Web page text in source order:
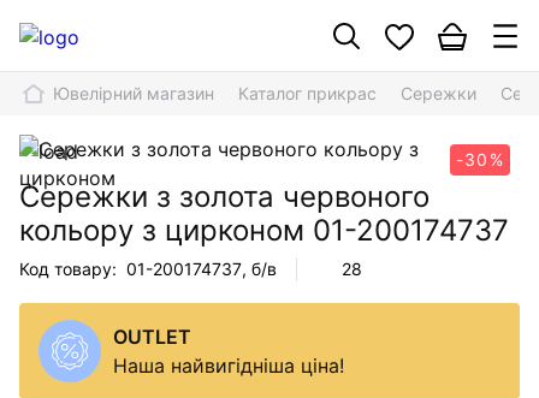
Ювелірний магазин Каталог прикрас Сережки
-30%
Сережки з золота червоного
кольору з цирконом 01-200174737
Код товару: 01-200174737, б/в 28
OUTLET
Наша найвигідніша ціна!